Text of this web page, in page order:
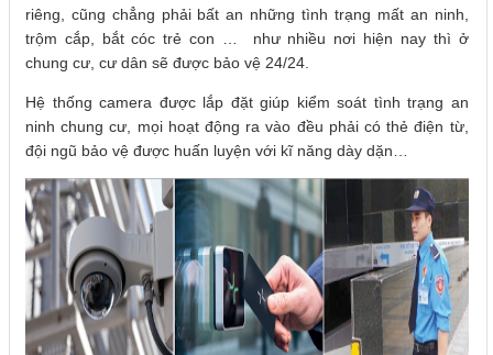
riêng, cũng chẳng phải bất an những tình trạng mất an ninh,
trộm cắp, bắt cóc trẻ con … như nhiều nơi hiện nay thì ở
chung cư, cư dân sẽ được bảo vệ 24/24.
Hệ thống camera được lắp đặt giúp kiểm soát tình trạng an
ninh chung cư, mọi hoạt động ra vào đều phải có thẻ điện từ,
đội ngũ bảo vệ được huấn luyện với kĩ năng dày dặn…